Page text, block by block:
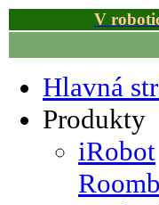
V
Hlavná
Produkty
iRobot